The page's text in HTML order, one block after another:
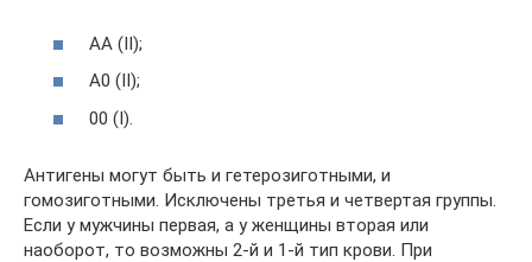
АА (II);
А0 (II);
00 (I).
Антигены могут быть и гетерозиготными, и
гомозиготными. Исключены третья и четвертая группы.
Если у мужчины первая, а у женщины вторая или
наоборот, то возможны 2-й и 1-й тип крови. При